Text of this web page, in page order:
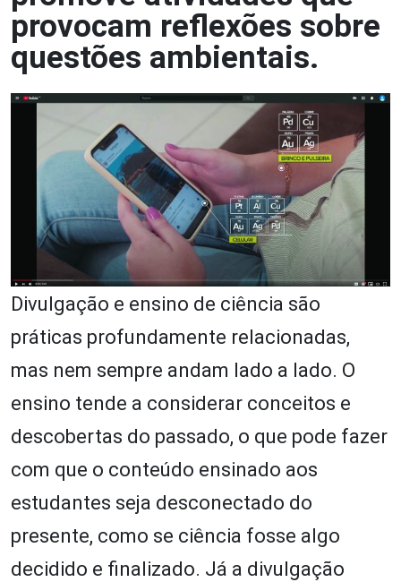
provocam reflexões sobre
questões ambientais.
Divulgação e ensino de ciência são
práticas profundamente relacionadas,
mas nem sempre andam lado a lado. O
ensino tende a considerar conceitos e
descobertas do passado, o que pode fazer
com que o conteúdo ensinado aos
estudantes seja desconectado do
presente, como se ciência fosse algo
decidido e finalizado. Já a divulgação